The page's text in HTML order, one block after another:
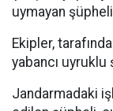
uymayan
Ekipler,
yabancı uyruklu
Jandarmadaki